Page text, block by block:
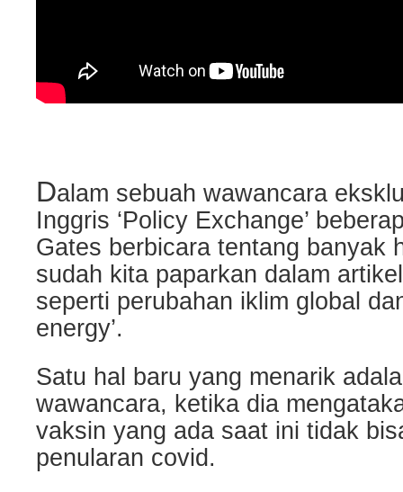
Dalam sebuah wawancara
Inggris ‘Policy Exchange’
Gates berbicara tentang banyak
sudah kita paparkan dalam
seperti perubahan iklim global
energy’.
Satu hal baru yang menarik
wawancara, ketika dia
vaksin yang ada saat ini tidak
penularan covid.